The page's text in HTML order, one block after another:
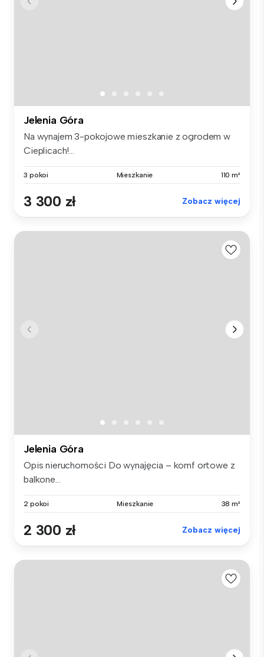
Jelenia Góra
Na wynajem 3-pokojowe mieszkanie z ogrodem w
Cieplicach!...
3 pokoi Mieszkanie 110 m²
3 300 zł Zobacz więcej
Jelenia Góra
Opis nieruchomości Do wynajęcia – komf ortowe z
balkone...
2 pokoi Mieszkanie 38 m²
2 300 zł Zobacz więcej